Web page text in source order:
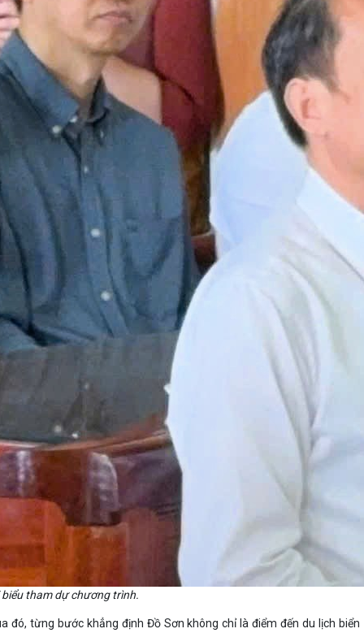
tham dự chương trình.
đó, từng bước khẳng định Đồ Sơn không chỉ là điểm đến du lịch biển